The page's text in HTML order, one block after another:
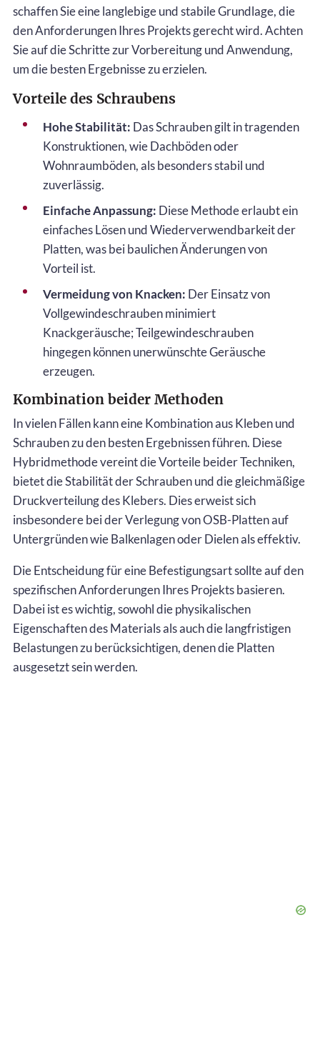
schaffen Sie eine langlebige und stabile Grundlage, die
den Anforderungen Ihres Projekts gerecht wird. Achten
Sie auf die Schritte zur Vorbereitung und Anwendung,
um die besten Ergebnisse zu erzielen.
Vorteile des Schraubens
Hohe Stabilität: Das Schrauben gilt in tragenden
Konstruktionen, wie Dachböden oder
Wohnraumböden, als besonders stabil und
zuverlässig.
Einfache Anpassung: Diese Methode erlaubt ein
einfaches Lösen und Wiederverwendbarkeit der
Platten, was bei baulichen Änderungen von
Vorteil ist.
Vermeidung von Knacken: Der Einsatz von
Vollgewindeschrauben minimiert
Knackgeräusche; Teilgewindeschrauben
hingegen können unerwünschte Geräusche
erzeugen.
Kombination beider Methoden
In vielen Fällen kann eine Kombination aus Kleben und
Schrauben zu den besten Ergebnissen führen. Diese
Hybridmethode vereint die Vorteile beider Techniken,
bietet die Stabilität der Schrauben und die gleichmäßige
Druckverteilung des Klebers. Dies erweist sich
insbesondere bei der Verlegung von OSB-Platten auf
Untergründen wie Balkenlagen oder Dielen als effektiv.
Die Entscheidung für eine Befestigungsart sollte auf den
spezifischen Anforderungen Ihres Projekts basieren.
Dabei ist es wichtig, sowohl die physikalischen
Eigenschaften des Materials als auch die langfristigen
Belastungen zu berücksichtigen, denen die Platten
ausgesetzt sein werden.